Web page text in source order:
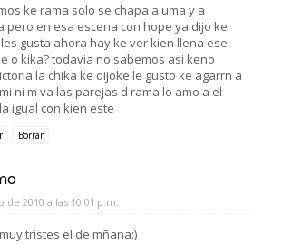
ke rama solo se chapa a uma y a
pero en esa escena con hope ya dijo ke
gusta ahora hay ke ver kien llena ese
o kika? todavia no sabemos asi keno
la chika ke dijoke le gusto ke agarrn a
ni m va las parejas d rama lo amo a el
igual con kien este
Borrar
de 2010 a las 10:01 p.m.
tristes el de mñana:)